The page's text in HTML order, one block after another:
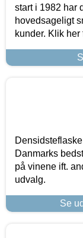
start i 1982 har
hovedsageligt
kunder. Klik
Danmarks
på vinene ift.
udvalg.
Se